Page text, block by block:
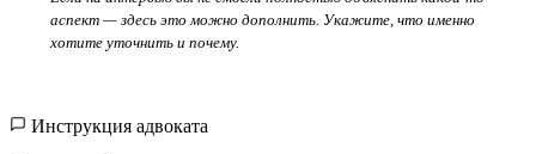
аспект — здесь это можно дополнить. Укажите, что именно
хотите уточнить и почему.
Инструкция адвоката